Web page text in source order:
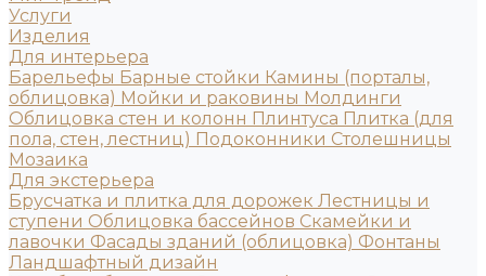
Услуги
Изделия
Для интерьера
Барельефы Барные стойки Камины (порталы,
облицовка) Мойки и раковины Молдинги
Облицовка стен и колонн Плинтуса Плитка (для
пола, стен, лестниц) Подоконники Столешницы
Мозаика
Для экстерьера
Брусчатка и плитка для дорожек Лестницы и
ступени Облицовка бассейнов Скамейки и
лавочки Фасады зданий (облицовка) Фонтаны
Ландшафтный дизайн